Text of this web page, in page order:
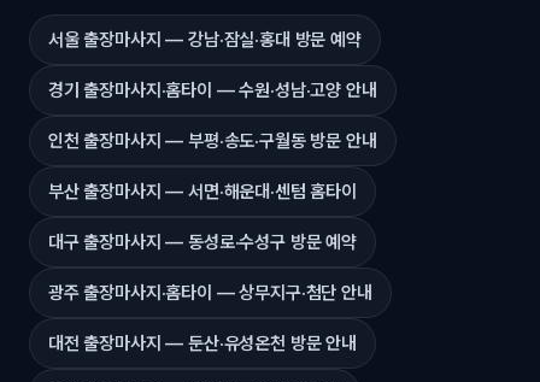
서울 출장마사지 — 강남·잠실·홍대 방문 예약
경기 출장마사지·홈타이 — 수원·성남·고양 안내
인천 출장마사지 — 부평·송도·구월동 방문 안내
부산 출장마사지 — 서면·해운대·센텀 홈타이
대구 출장마사지 — 동성로·수성구 방문 예약
광주 출장마사지·홈타이 — 상무지구·첨단 안내
대전 출장마사지 — 둔산·유성온천 방문 안내